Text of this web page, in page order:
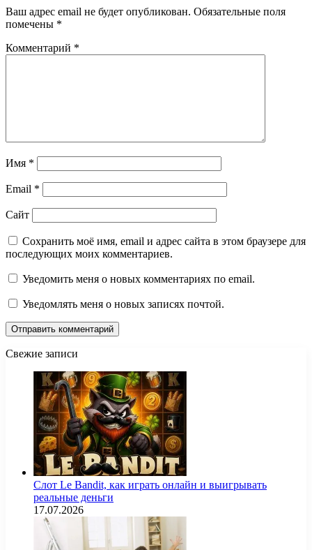
Ваш адрес email не будет опубликован. Обязательные поля
помечены *
Комментарий *
Имя *
Email *
Сайт
Сохранить моё имя, email и адрес сайта в этом браузере для
последующих моих комментариев.
Уведомить меня о новых комментариях по email.
Уведомлять меня о новых записях почтой.
Свежие записи
Слот Le Bandit, как играть онлайн и выигрывать
реальные деньги
17.07.2026